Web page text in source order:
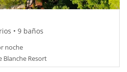
• 9 baños
noche
Blanche Resort